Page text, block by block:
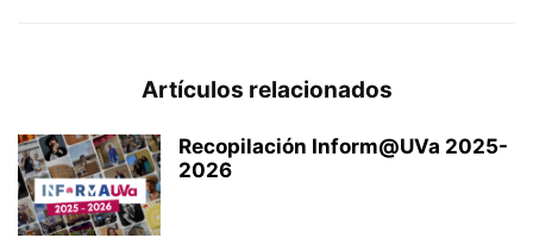
Artículos relacionados
Recopilación Inform@UVa 2025-
2026